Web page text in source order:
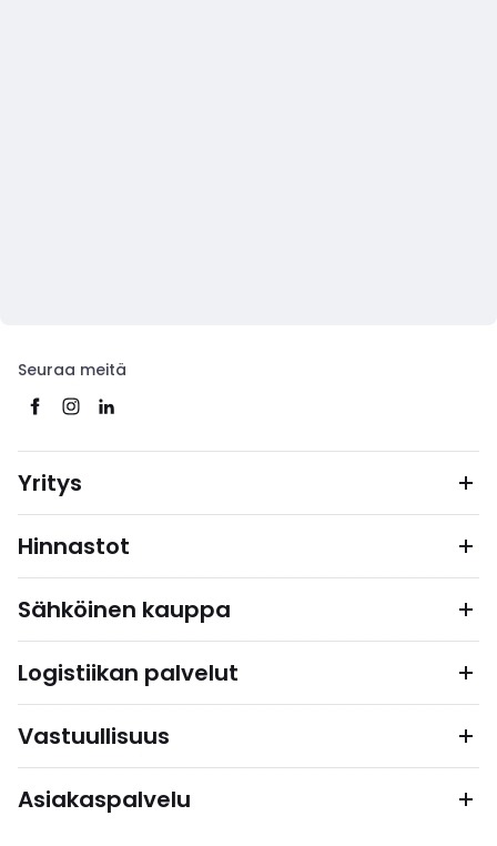
Seuraa meitä
Yritys
Hinnastot
Sähköinen kauppa
Logistiikan palvelut
Vastuullisuus
Asiakaspalvelu